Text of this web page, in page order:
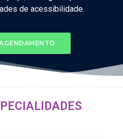
de acessibilidade.